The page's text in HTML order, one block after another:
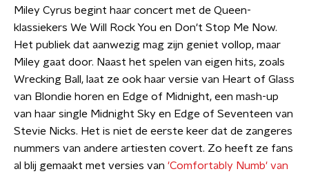
Miley Cyrus begint haar concert met de Queen-
klassiekers We Will Rock You en Don't Stop Me Now.
Het publiek dat aanwezig mag zijn geniet vollop, maar
Miley gaat door. Naast het spelen van eigen hits, zoals
Wrecking Ball, laat ze ook haar versie van Heart of Glass
van Blondie horen en Edge of Midnight, een mash-up
van haar single Midnight Sky en Edge of Seventeen van
Stevie Nicks. Het is niet de eerste keer dat de zangeres
nummers van andere artiesten covert. Zo heeft ze fans
al blij gemaakt met versies van 'Comfortably Numb' van